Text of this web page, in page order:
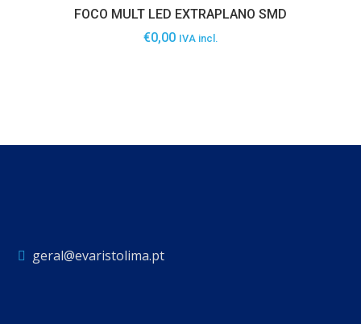
FOCO MULT LED EXTRAPLANO SMD
€0,00 IVA incl.
geral@evaristolima.pt